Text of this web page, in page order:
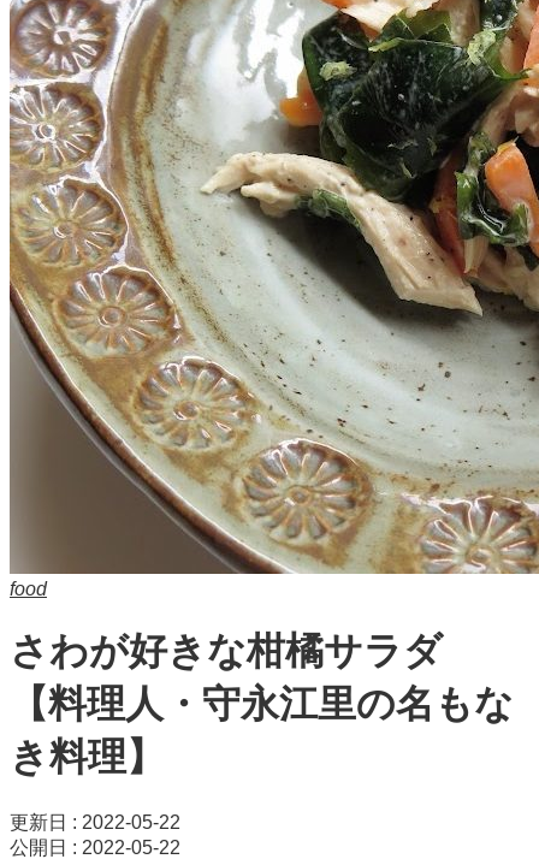
food
さわが好きな柑橘サラダ
【料理人・守永江里の名もな
き料理】
更新日 : 2022-05-22
公開日 : 2022-05-22